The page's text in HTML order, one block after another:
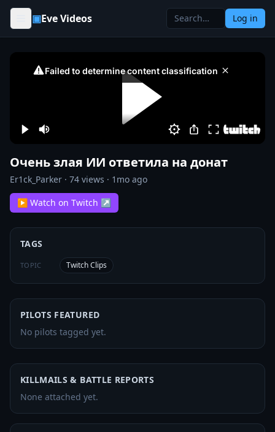
Skip to content
▣Eve Videos Log in
Очень злая ИИ ответила на донат
Er1ck_Parker · 74 views · 1mo ago
▶ Watch on Twitch ↗
TAGS
TOPIC Twitch Clips
PILOTS FEATURED
No pilots tagged yet.
KILLMAILS & BATTLE REPORTS
None attached yet.